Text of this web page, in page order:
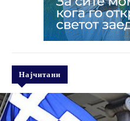
Најчитани